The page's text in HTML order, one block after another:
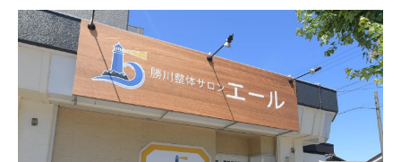
な姿勢ケアの流れ
正しい姿勢で変わる毎日！春日井市勝川の整体サロン
エール利用者の声
自宅で簡単にできる！日常生活で実践する姿勢改善の
ポイント
春日井市勝川の整体サロンエールが目指す地域の健康